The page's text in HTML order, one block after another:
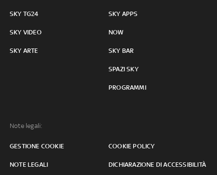
SKY TG24
SKY VIDEO
SKY ARTE
SKY APPS
NOW
SKY BAR
SPAZI SKY
PROGRAMMI
Note legali:
GESTIONE COOKIE COOKIE POLICY
NOTE LEGALI DICHIARAZIONE DI ACCESSIBILITÀ